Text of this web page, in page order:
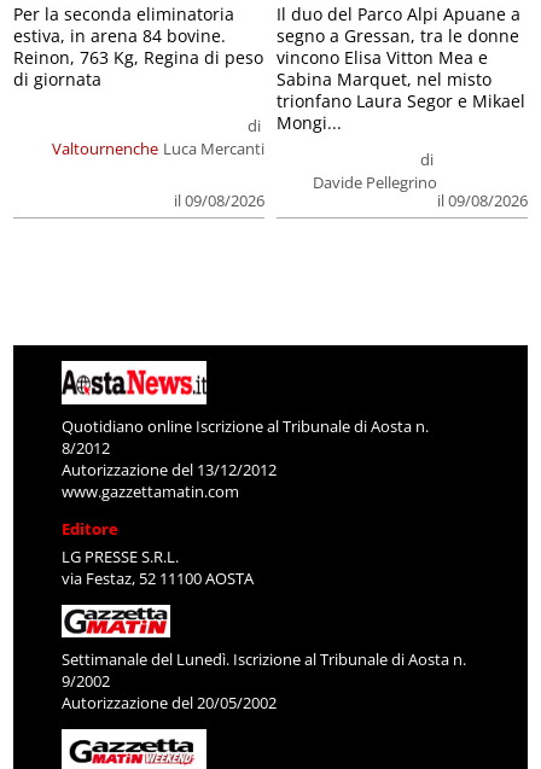
Valtournenche
di
Luca Mercanti
il 09/08/2026
Per la seconda eliminatoria
estiva, in arena 84 bovine.
Reinon, 763 Kg, Regina di peso
di giornata
di
Davide Pellegrino
il 09/08/2026
Il duo del Parco Alpi Apuane a
segno a Gressan, tra le donne
vincono Elisa Vitton Mea e
Sabina Marquet, nel misto
trionfano Laura Segor e Mikael
Mongi...
Quotidiano online Iscrizione al Tribunale di Aosta n.
8/2012
Autorizzazione del 13/12/2012
www.gazzettamatin.com
Editore
LG PRESSE S.R.L.
via Festaz, 52 11100 AOSTA
Settimanale del Lunedì. Iscrizione al Tribunale di Aosta n.
9/2002
Autorizzazione del 20/05/2002